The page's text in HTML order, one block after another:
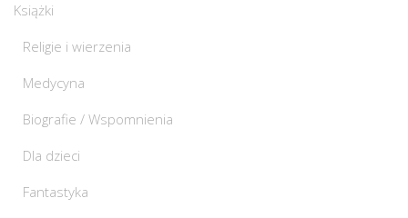
Książki
Religie i wierzenia
Medycyna
Biografie / Wspomnienia
Dla dzieci
Fantastyka